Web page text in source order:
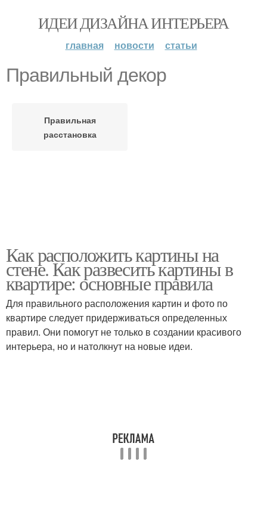
ИДЕИ ДИЗАЙНА ИНТЕРЬЕРА
главная новости статьи
Правильный декор
Правильная
расстановка
Как расположить картины на
стене. Как развесить картины в
квартире: основные правила
Для правильного расположения картин и фото по
квартире следует придерживаться определенных
правил. Они помогут не только в создании красивого
интерьера, но и натолкнут на новые идеи.